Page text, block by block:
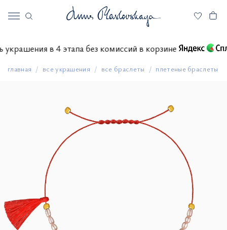
украшения в 4 этапа без комиссий в корзине
главная все украшения все браслеты плетеные браслеты